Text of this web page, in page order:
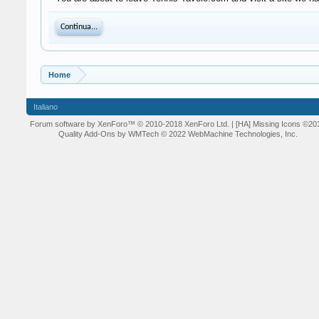
Continua...
Home
Italiano
Forum software by XenForo™ © 2010-2018 XenForo Ltd. | [HA] Missing Icons
Quality Add-Ons by WMTech © 2022 WebMachine Technologies, Inc.